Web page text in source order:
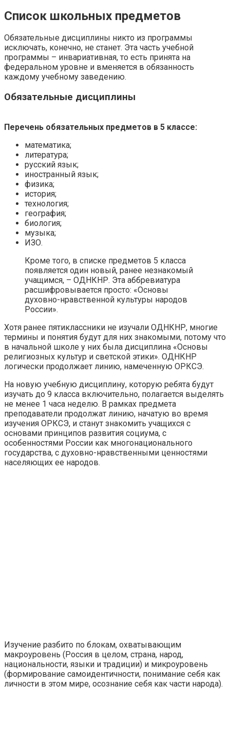
Список школьных предметов
Обязательные дисциплины никто из программы
исключать, конечно, не станет. Эта часть учебной
программы – инвариативная, то есть принята на
федеральном уровне и вменяется в обязанность
каждому учебному заведению.
Обязательные дисциплины
Перечень обязательных предметов в 5 классе:
математика;
литература;
русский язык;
иностранный язык;
физика;
история;
технология;
география;
биология;
музыка;
ИЗО.
Кроме того, в списке предметов 5 класса
появляется один новый, ранее незнакомый
учащимся, – ОДНКНР. Эта аббревиатура
расшифровывается просто: «Основы
духовно-нравственной культуры народов
России».
Хотя ранее пятиклассники не изучали ОДНКНР, многие
термины и понятия будут для них знакомыми, потому что
в начальной школе у них была дисциплина «Основы
религиозных культур и светской этики». ОДНКНР
логически продолжает линию, намеченную ОРКСЭ.
На новую учебную дисциплину, которую ребята будут
изучать до 9 класса включительно, полагается выделять
не менее 1 часа неделю. В рамках предмета
преподаватели продолжат линию, начатую во время
изучения ОРКСЭ, и станут знакомить учащихся с
основами принципов развития социума, с
особенностями России как многонационального
государства, с духовно-нравственными ценностями
населяющих ее народов.
Изучение разбито по блокам, охватывающим
макроуровень (Россия в целом, страна, народ,
национальности, языки и традиции) и микроуровень
(формирование самоидентичности, понимание себя как
личности в этом мире, осознание себя как части народа).